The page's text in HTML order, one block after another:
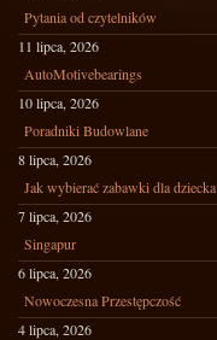
Pytania od czytelników
11 lipca, 2026
AutoMotivebearings
10 lipca, 2026
Poradniki Budowlane
8 lipca, 2026
Jak wybierać zabawki dla dziecka
7 lipca, 2026
Singapur
6 lipca, 2026
Nowoczesna Przestępczość
4 lipca, 2026